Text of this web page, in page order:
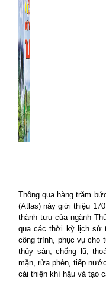
Thông qua hàng trăm
(Atlas) này giới thiệu
thành tựu của ngành
qua các thời kỳ lịch sử
công trình, phục vụ cho
thủy sản, chống lũ,
mặn, rửa phèn, tiếp
cải thiện khí hậu và tạo